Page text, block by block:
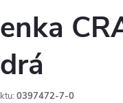
0397472-7-0